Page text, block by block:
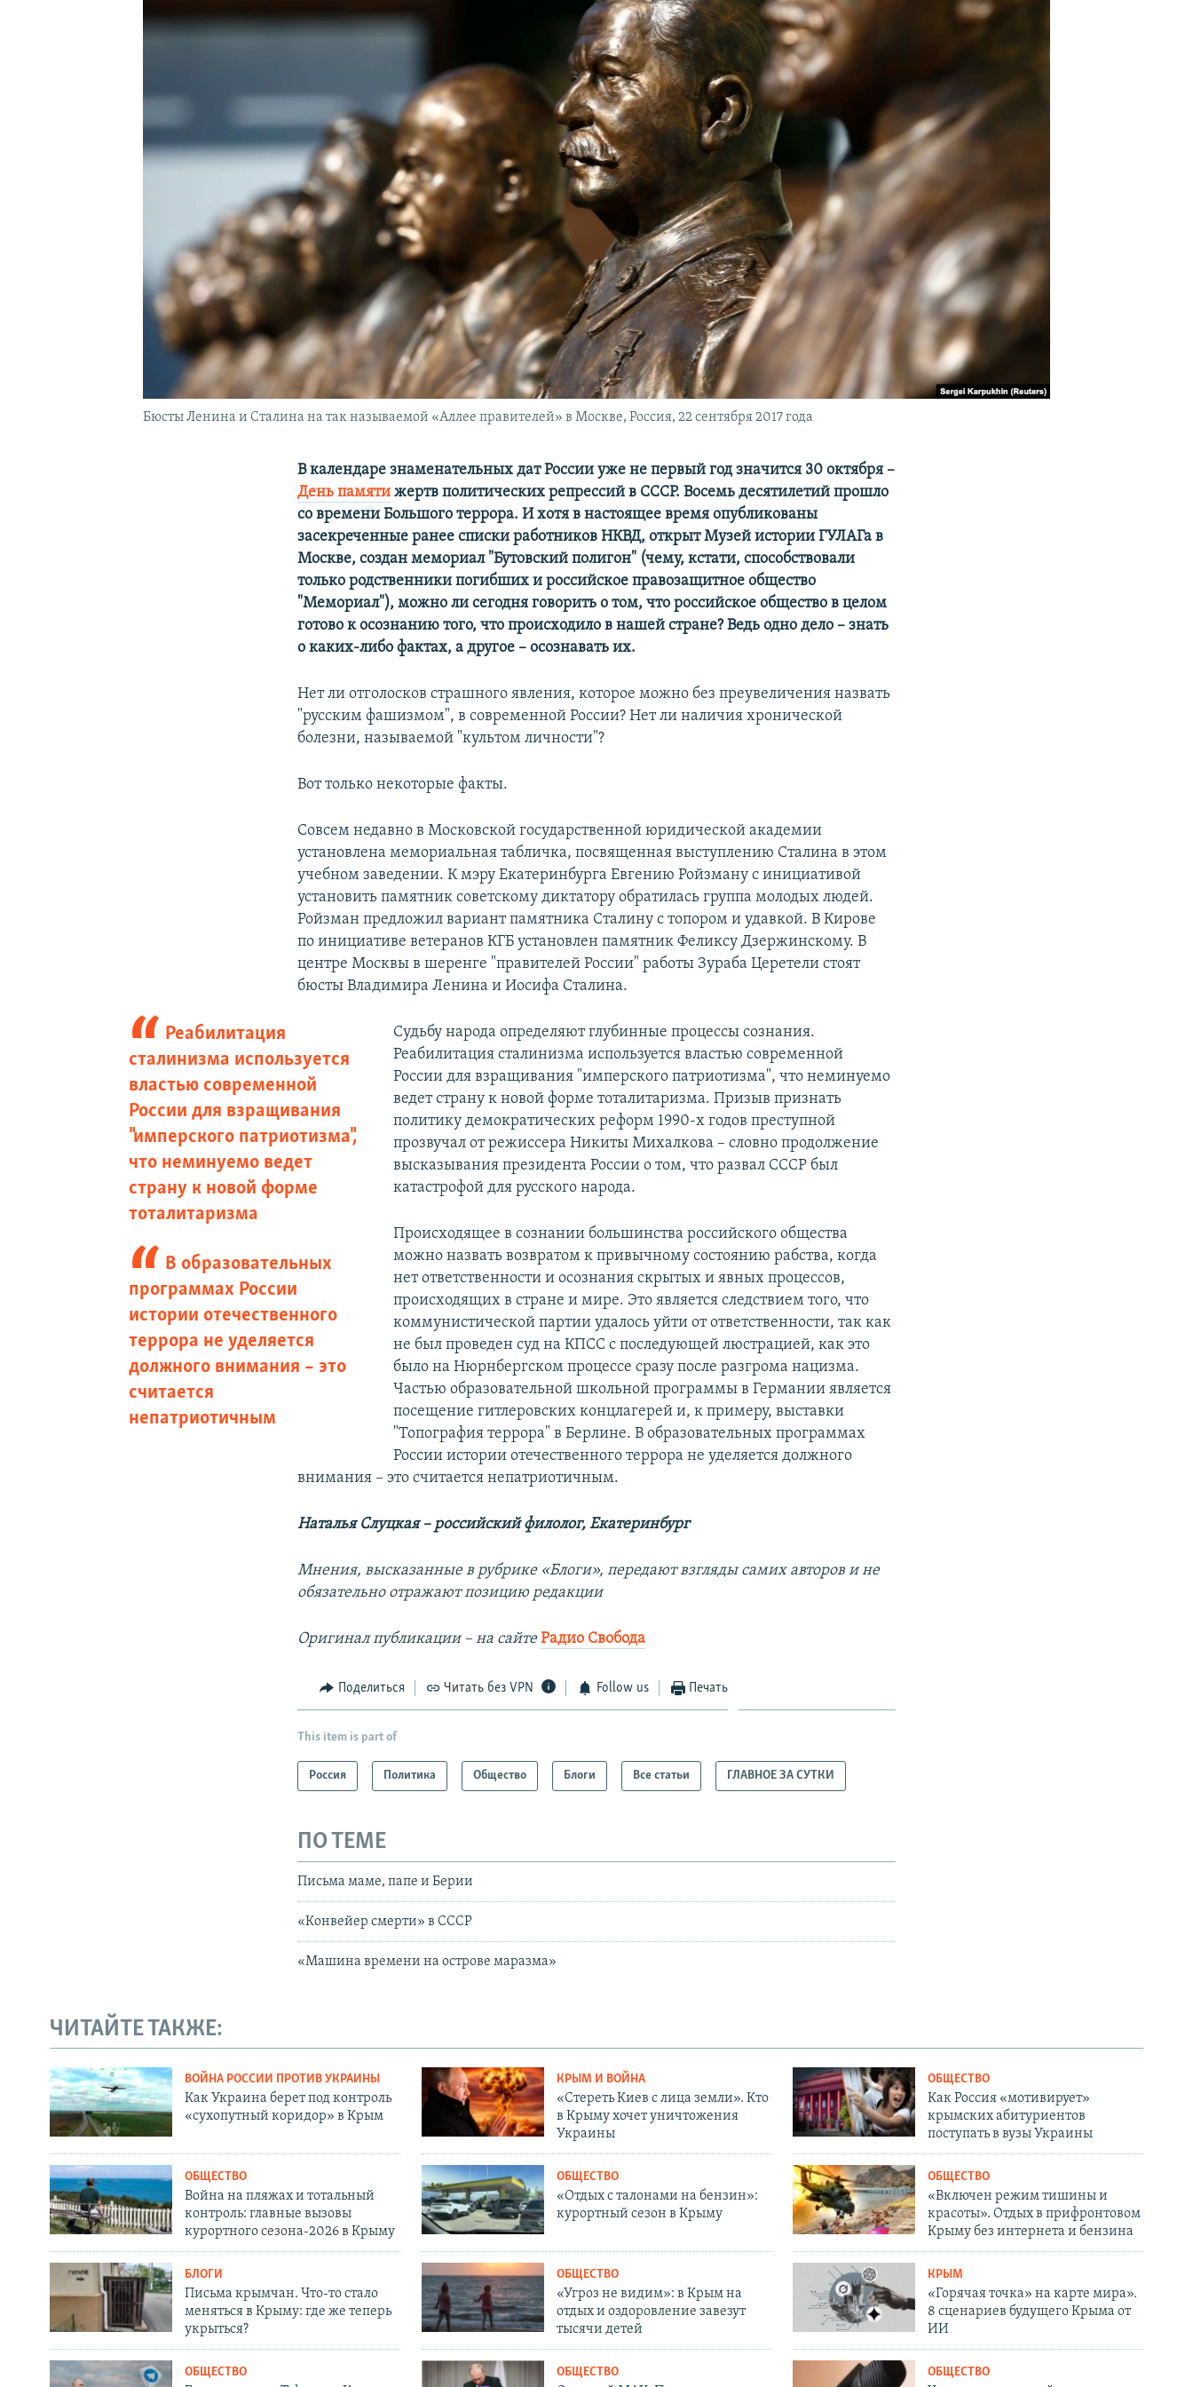
КРЫМ.НЕПОКОРЕННЫЙ
УКРАИНСКАЯ ПРОБЛЕМА КРЫМА
Бюсты Ленина и Сталина на так называемой «Аллее правителей» в Москве, Россия, 22 сентября 2017 года
В календаре знаменательных дат России уже не первый год значится 30 октября –
День памяти жертв политических репрессий в СССР. Восемь десятилетий прошло
со времени Большого террора. И хотя в настоящее время опубликованы
засекреченные ранее списки работников НКВД, открыт Музей истории ГУЛАГа в
Москве, создан мемориал "Бутовский полигон" (чему, кстати, способствовали
только родственники погибших и российское правозащитное общество
"Мемориал"), можно ли сегодня говорить о том, что российское общество в целом
готово к осознанию того, что происходило в нашей стране? Ведь одно дело – знать
о каких-либо фактах, а другое – осознавать их.
Нет ли отголосков страшного явления, которое можно без преувеличения назвать
"русским фашизмом", в современной России? Нет ли наличия хронической
болезни, называемой "культом личности"?
Вот только некоторые факты.
Совсем недавно в Московской государственной юридической академии
установлена мемориальная табличка, посвященная выступлению Сталина в этом
учебном заведении. К мэру Екатеринбурга Евгению Ройзману с инициативой
установить памятник советскому диктатору обратилась группа молодых людей.
Ройзман предложил вариант памятника Сталину с топором и удавкой. В Кирове
по инициативе ветеранов КГБ установлен памятник Феликсу Дзержинскому. В
центре Москвы в шеренге "правителей России" работы Зураба Церетели стоят
бюсты Владимира Ленина и Иосифа Сталина.
Реабилитация
сталинизма используется
властью современной
России для взращивания
"имперского патриотизма",
что неминуемо ведет
страну к новой форме
тоталитаризма
Судьбу народа определяют глубинные процессы сознания.
Реабилитация сталинизма используется властью современной
России для взращивания "имперского патриотизма", что неминуемо
ведет страну к новой форме тоталитаризма. Призыв признать
политику демократических реформ 1990-х годов преступной
прозвучал от режиссера Никиты Михалкова – словно продолжение
высказывания президента России о том, что развал СССР был
катастрофой для русского народа.
В образовательных
программах России
истории отечественного
террора не уделяется
должного внимания – это
считается
непатриотичным
Происходящее в сознании большинства российского общества
можно назвать возвратом к привычному состоянию рабства, когда
нет ответственности и осознания скрытых и явных процессов,
происходящих в стране и мире. Это является следствием того, что
коммунистической партии удалось уйти от ответственности, так как
не был проведен суд на КПСС с последующей люстрацией, как это
было на Нюрнбергском процессе сразу после разгрома нацизма.
Частью образовательной школьной программы в Германии является
посещение гитлеровских концлагерей и, к примеру, выставки
"Топография террора" в Берлине. В образовательных программах
России истории отечественного террора не уделяется должного
внимания – это считается непатриотичным.
Наталья Слуцкая – российский филолог, Екатеринбург
Мнения, высказанные в рубрике «Блоги», передают взгляды самих авторов и не
обязательно отражают позицию редакции
Оригинал публикации – на сайтеРадио Свобода
Поделиться Читать без VPN Follow us Печать
This item is part of
Россия Политика Общество Блоги Все статьи ГЛАВНОЕ ЗА СУТКИ
ПО ТЕМЕ
Письма маме, папе и Берии
«Конвейер смерти» в СССР
«Машина времени на острове маразма»
ЧИТАЙТЕ ТАКЖЕ:
ВОЙНА РОССИИ ПРОТИВ УКРАИНЫ
Как Украина берет под контроль
«сухопутный коридор» в Крым
КРЫМ И ВОЙНА
«Стереть Киев с лица земли». Кто
в Крыму хочет уничтожения
Украины
ОБЩЕСТВО
Как Россия «мотивирует»
крымских абитуриентов
поступать в вузы Украины
ОБЩЕСТВО
Война на пляжах и тотальный
контроль: главные вызовы
курортного сезона-2026 в Крыму
ОБЩЕСТВО
«Отдых с талонами на бензин»:
курортный сезон в Крыму
ОБЩЕСТВО
«Включен режим тишины и
красоты». Отдых в прифронтовом
Крыму без интернета и бензина
БЛОГИ
Письма крымчан. Что-то стало
меняться в Крыму: где же теперь
укрыться?
ОБЩЕСТВО
«Угроз не видим»: в Крым на
отдых и оздоровление завезут
тысячи детей
КРЫМ
«Горячая точка» на карте мира».
8 сценариев будущего Крыма от
ИИ
ОБЩЕСТВО ОБЩЕСТВО ОБЩЕСТВО